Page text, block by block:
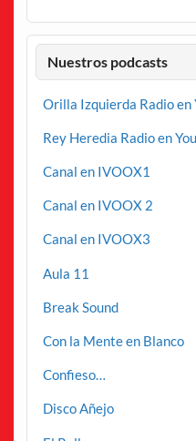
Nuestros podcasts
Orilla Izquierda Radio en
Rey Heredia Radio en
Canal en IVOOX1
Canal en IVOOX 2
Canal en IVOOX3
Aula 11
Break Sound
Con la Mente en Blanco
Confieso…
Disco Añejo